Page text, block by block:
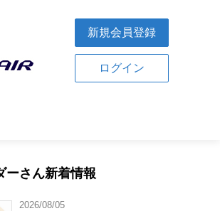
新規会員登録
ログイン
ーさん新着情報
2026/08/05